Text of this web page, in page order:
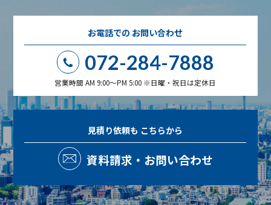
お電話での お問い合わせ
072-284-7888
営業時間 AM 9:00～PM 5:00 ※日曜・祝日は定休日
見積り依頼も こちらから
資料請求・お問い合わせ